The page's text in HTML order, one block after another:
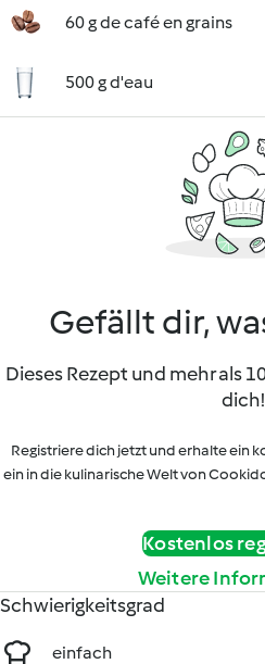
60 g de café en grains
500 g d'eau
Gefällt dir,
Dieses Rezept und mehr als
dich!
Registriere dich jetzt und erhalte ein
ein in die kulinarische Welt von
Kostenlos
Weitere
Schwierigkeitsgrad
einfach